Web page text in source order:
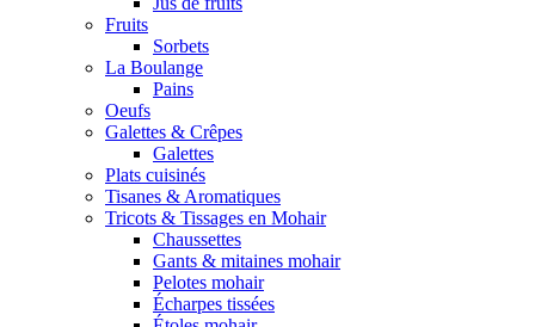
Fruits
Sorbets
La Boulange
Pains
Oeufs
Galettes & Crêpes
Galettes
Plats cuisinés
Tisanes & Aromatiques
Tricots & Tissages en Mohair
Chaussettes
Gants & mitaines mohair
Pelotes mohair
Écharpes tissées